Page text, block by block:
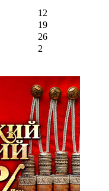
12
19
26
2